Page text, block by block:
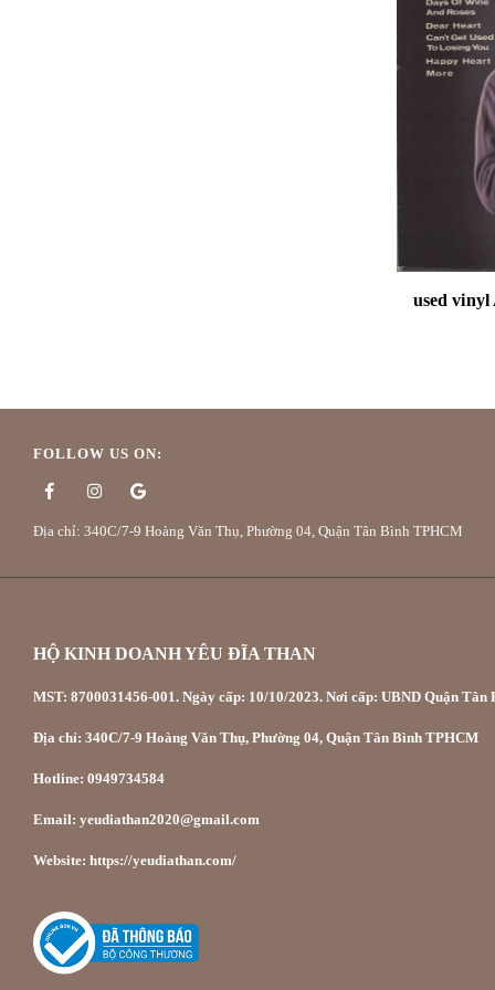
FOLLOW US ON:
Địa chỉ: 340C/7-9 Hoàng Văn Thụ, Phường 04, Quận Tân Bình TPHCM
HỘ KINH DOANH YÊU ĐĨA THAN
MST: 8700031456-001. Ngày cấp: 10/10/2023. Nơi cấp: UBND Quận Tân
Địa chỉ: 340C/7-9 Hoàng Văn Thụ, Phường 04, Quận Tân Bình TPHCM
Hotline: 0949734584
Email: yeudiathan2020@gmail.com
Website: https://yeudiathan.com/